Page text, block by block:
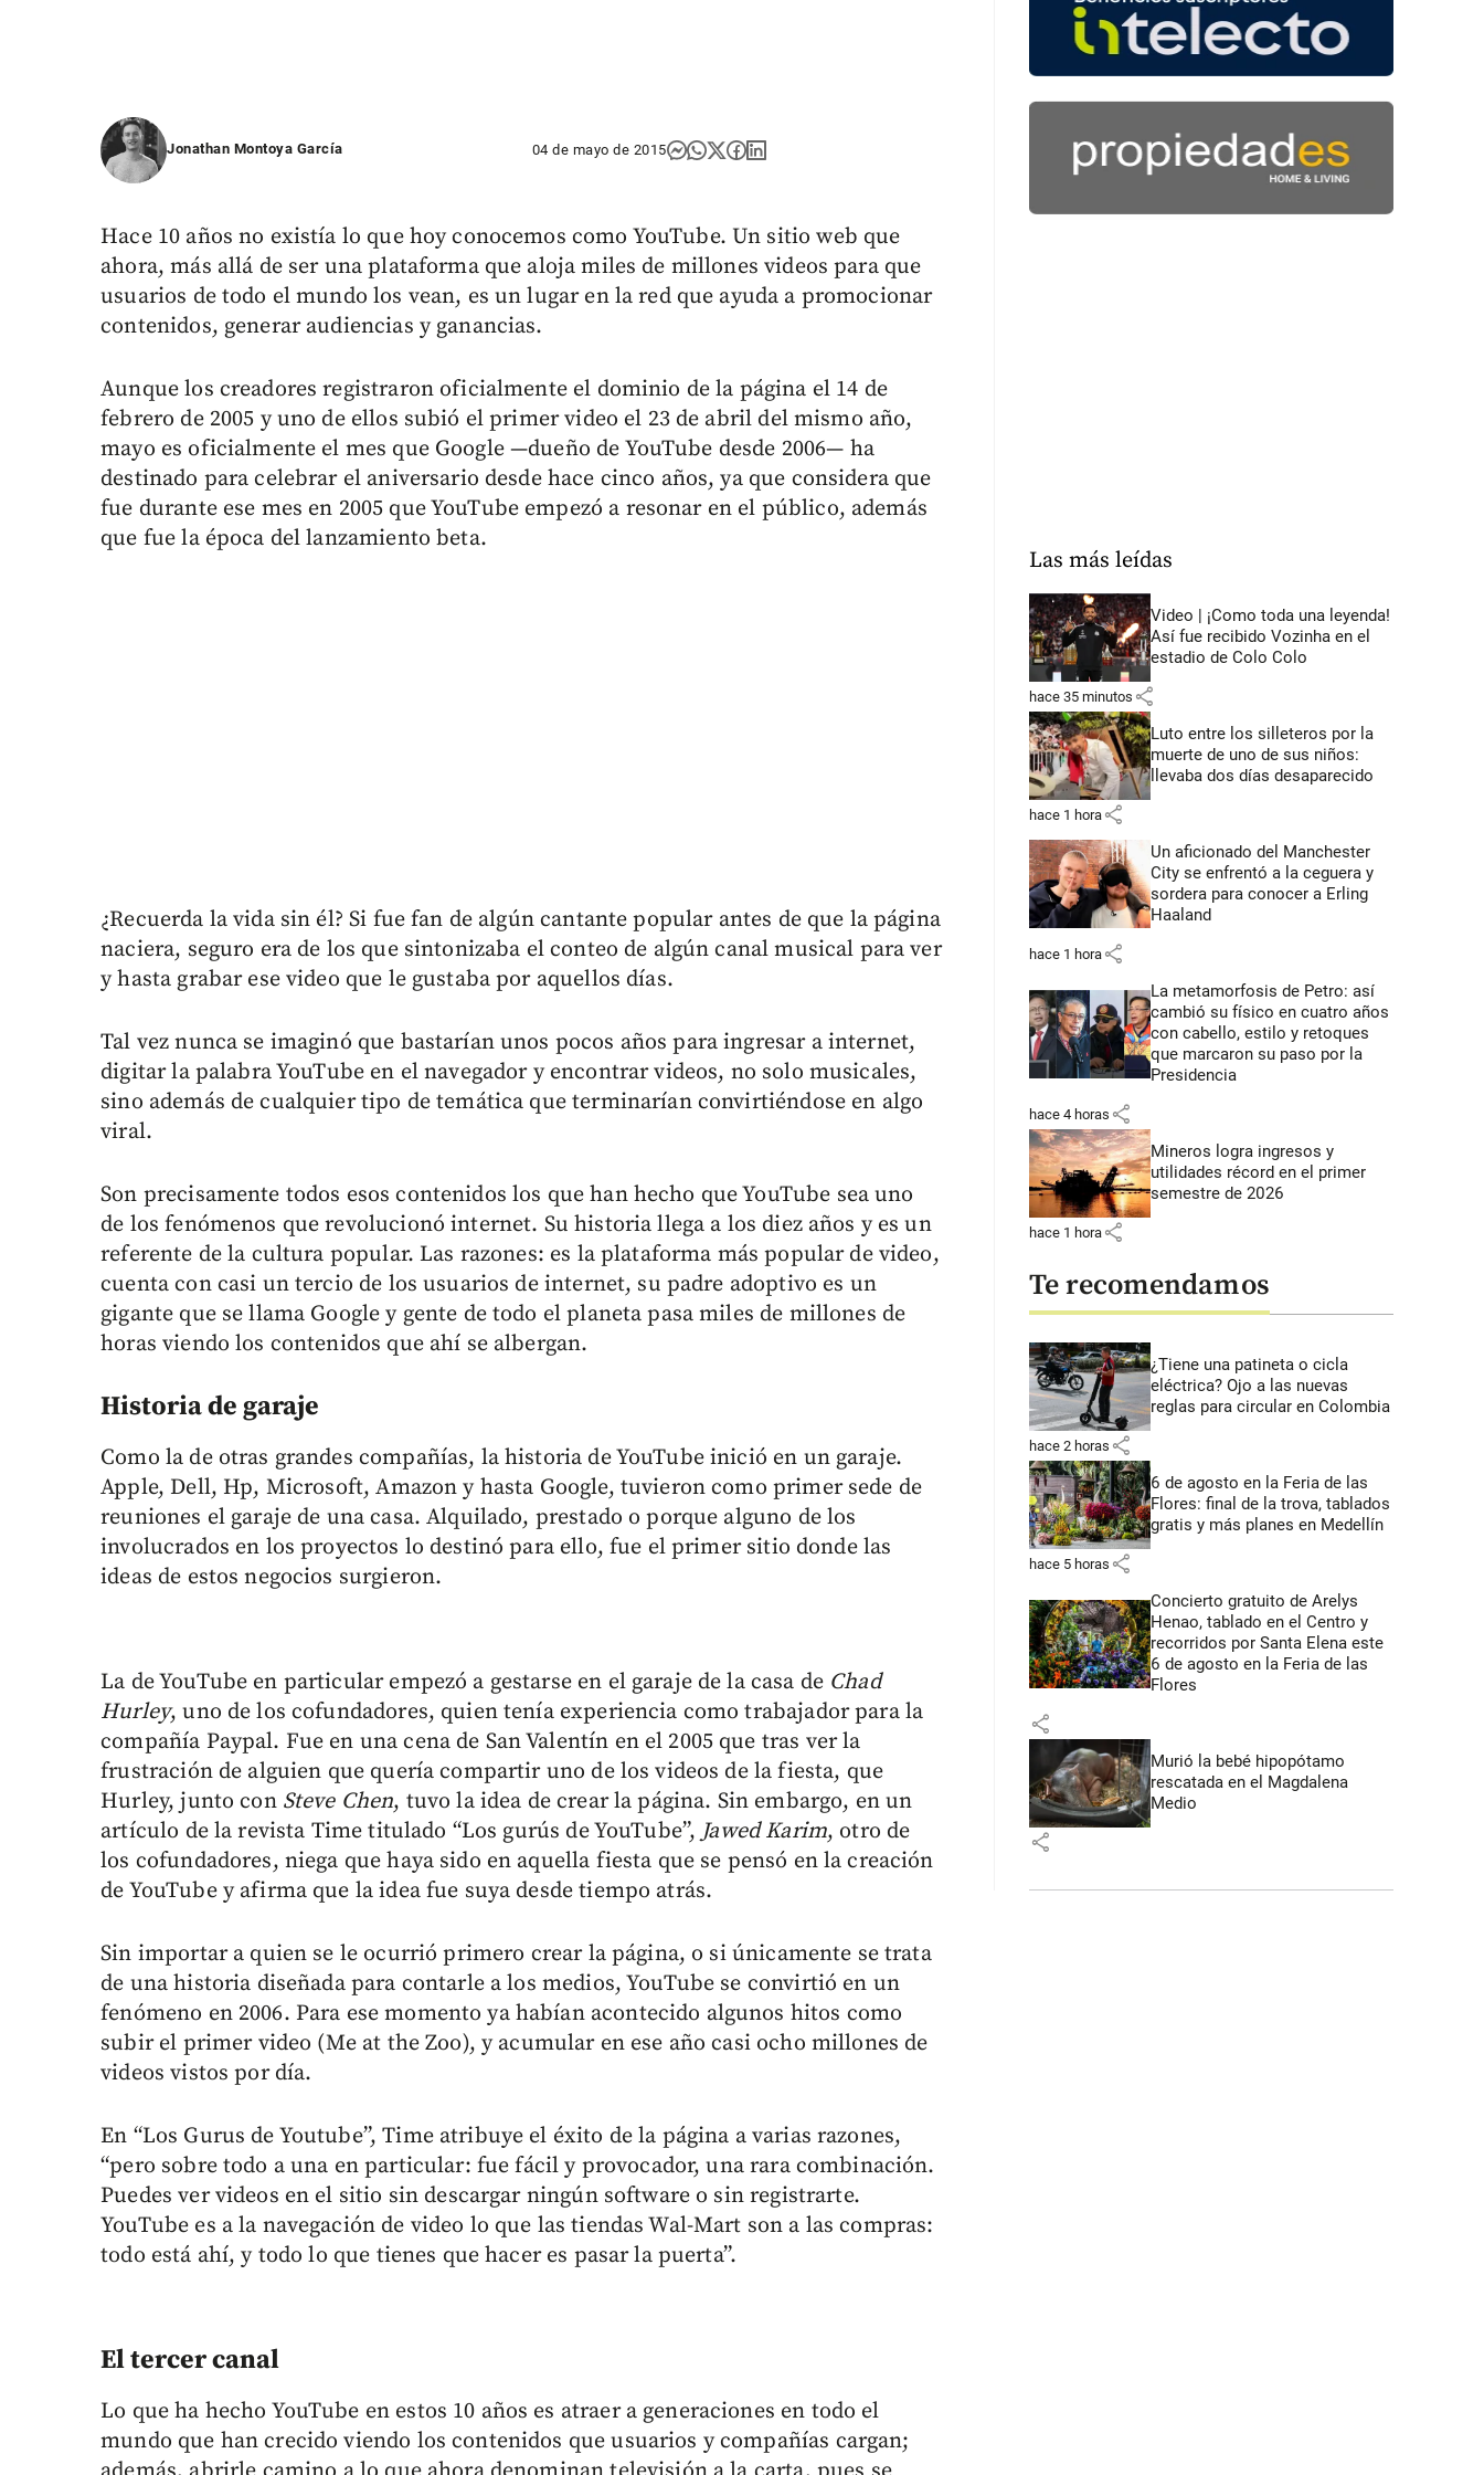
Jonathan Montoya García 04 de mayo de 2015
Hace 10 años no existía lo que hoy conocemos como YouTube. Un sitio web que
ahora, más allá de ser una plataforma que aloja miles de millones videos para que
usuarios de todo el mundo los vean, es un lugar en la red que ayuda a promocionar
contenidos, generar audiencias y ganancias.
Aunque los creadores registraron oficialmente el dominio de la página el 14 de
febrero de 2005 y uno de ellos subió el primer video el 23 de abril del mismo año,
mayo es oficialmente el mes que Google —dueño de YouTube desde 2006— ha
destinado para celebrar el aniversario desde hace cinco años, ya que considera que
fue durante ese mes en 2005 que YouTube empezó a resonar en el público, además
que fue la época del lanzamiento beta.
¿Recuerda la vida sin él? Si fue fan de algún cantante popular antes de que la página
naciera, seguro era de los que sintonizaba el conteo de algún canal musical para ver
y hasta grabar ese video que le gustaba por aquellos días.
Tal vez nunca se imaginó que bastarían unos pocos años para ingresar a internet,
digitar la palabra YouTube en el navegador y encontrar videos, no solo musicales,
sino además de cualquier tipo de temática que terminarían convirtiéndose en algo
viral.
Son precisamente todos esos contenidos los que han hecho que YouTube sea uno
de los fenómenos que revolucionó internet. Su historia llega a los diez años y es un
referente de la cultura popular. Las razones: es la plataforma más popular de video,
cuenta con casi un tercio de los usuarios de internet, su padre adoptivo es un
gigante que se llama Google y gente de todo el planeta pasa miles de millones de
horas viendo los contenidos que ahí se albergan.
Historia de garaje
Como la de otras grandes compañías, la historia de YouTube inició en un garaje.
Apple, Dell, Hp, Microsoft, Amazon y hasta Google, tuvieron como primer sede de
reuniones el garaje de una casa. Alquilado, prestado o porque alguno de los
involucrados en los proyectos lo destinó para ello, fue el primer sitio donde las
ideas de estos negocios surgieron.
La de YouTube en particular empezó a gestarse en el garaje de la casa de Chad
Hurley, uno de los cofundadores, quien tenía experiencia como trabajador para la
compañía Paypal. Fue en una cena de San Valentín en el 2005 que tras ver la
frustración de alguien que quería compartir uno de los videos de la fiesta, que
Hurley, junto con Steve Chen, tuvo la idea de crear la página. Sin embargo, en un
artículo de la revista Time titulado “Los gurús de YouTube”,Jawed Karim, otro de
los cofundadores, niega que haya sido en aquella fiesta que se pensó en la creación
de YouTube y afirma que la idea fue suya desde tiempo atrás.
Sin importar a quien se le ocurrió primero crear la página, o si únicamente se trata
de una historia diseñada para contarle a los medios, YouTube se convirtió en un
fenómeno en 2006. Para ese momento ya habían acontecido algunos hitos como
subir el primer video (Me at the Zoo), y acumular en ese año casi ocho millones de
videos vistos por día.
En “Los Gurus de Youtube”, Time atribuye el éxito de la página a varias razones,
“pero sobre todo a una en particular: fue fácil y provocador, una rara combinación.
Puedes ver videos en el sitio sin descargar ningún software o sin registrarte.
YouTube es a la navegación de video lo que las tiendas Wal-Mart son a las compras:
todo está ahí, y todo lo que tienes que hacer es pasar la puerta”.
El tercer canal
Lo que ha hecho YouTube en estos 10 años es atraer a generaciones en todo el
mundo que han crecido viendo los contenidos que usuarios y compañías cargan;
Las más leídas
Video | ¡Como toda una leyenda!
Así fue recibido Vozinha en el
estadio de Colo Colo
hace 35 minutos share
Luto entre los silleteros por la
muerte de uno de sus niños:
llevaba dos días desaparecido
hace 1 hora share
Un aficionado del Manchester
City se enfrentó a la ceguera y
sordera para conocer a Erling
Haaland
hace 1 hora share
La metamorfosis de Petro: así
cambió su físico en cuatro años
con cabello, estilo y retoques
que marcaron su paso por la
Presidencia
hace 4 horas share
Mineros logra ingresos y
utilidades récord en el primer
semestre de 2026
hace 1 hora share
Te recomendamos
¿Tiene una patineta o cicla
eléctrica? Ojo a las nuevas
reglas para circular en Colombia
hace 2 horas share
6 de agosto en la Feria de las
Flores: final de la trova, tablados
gratis y más planes en Medellín
hace 5 horas share
Concierto gratuito de Arelys
Henao, tablado en el Centro y
recorridos por Santa Elena este
6 de agosto en la Feria de las
Flores
share
Murió la bebé hipopótamo
rescatada en el Magdalena
Medio
share